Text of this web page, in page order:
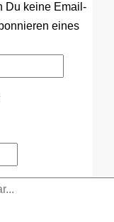
Du keine Email-
eines